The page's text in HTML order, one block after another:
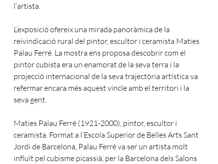
l’artista.
L’exposició ofereix una mirada panoràmica de la
reivindicació rural del pintor, escultor i ceramista Maties
Palau Ferré. La mostra ens proposa descobrir com el
pintor cubista era un enamorat de la seva terra i la
projecció internacional de la seva trajectòria artística va
refermar encara més aquest vincle amb el territori i la
seva gent.
Maties Palau Ferré (1921-2000), pintor, escultor i
ceramista. Format a l’Escola Superior de Belles Arts Sant
Jordi de Barcelona, Palau Ferré va ser un artista molt
influït pel cubisme picassià, per la Barcelona dels Salons